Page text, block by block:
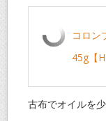
コロン
45g【
古布でオイルを